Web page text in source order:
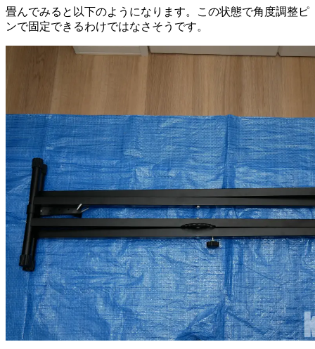
畳んでみると以下のようになります。この状態で角度調整ピ
ンで固定できるわけではなさそうです。